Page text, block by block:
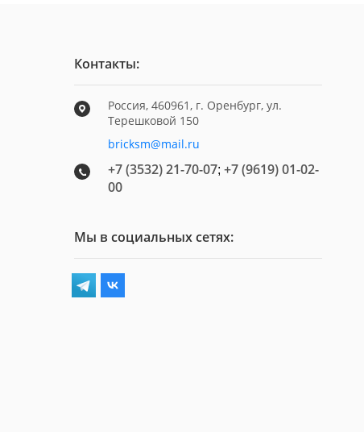
Контакты:
Россия, 460961, г. Оренбург, ул.
Терешковой 150
bricksm@mail.ru
+7 (3532) 21-70-07; +7 (9619) 01-02-
00
Мы в социальных сетях: